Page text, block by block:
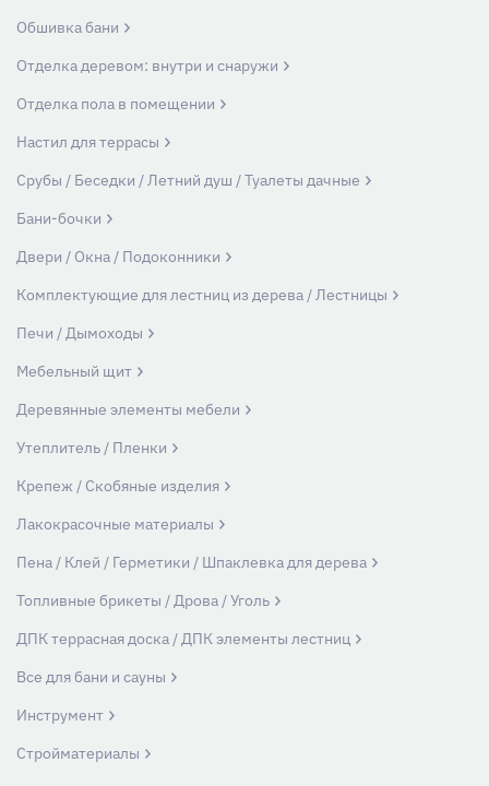
Обшивка бани
Отделка деревом: внутри и снаружи
Отделка пола в помещении
Настил для террасы
Срубы / Беседки / Летний душ / Туалеты дачные
Бани-бочки
Двери / Окна / Подоконники
Комплектующие для лестниц из дерева / Лестницы
Печи / Дымоходы
Мебельный щит
Деревянные элементы мебели
Утеплитель / Пленки
Крепеж / Скобяные изделия
Лакокрасочные материалы
Пена / Клей / Герметики / Шпаклевка для дерева
Топливные брикеты / Дрова / Уголь
ДПК террасная доска / ДПК элементы лестниц
Все для бани и сауны
Инструмент
Стройматериалы